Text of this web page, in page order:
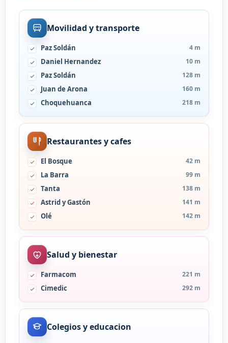
Movilidad y transporte
Paz Soldán 4 m
Daniel Hernandez 10 m
Paz Soldán 128 m
Juan de Arona 160 m
Choquehuanca 218 m
Restaurantes y cafes
El Bosque 42 m
La Barra 99 m
Tanta 138 m
Astrid y Gastón 141 m
Olé 142 m
Salud y bienestar
Farmacom 221 m
Cimedic 292 m
Colegios y educacion